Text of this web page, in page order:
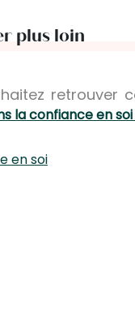
plus loin
retrouver
la confiance en soi